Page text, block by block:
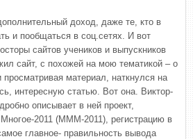
доход, даже те, кто в
и пообщаться в соц.сетях. И вот
сайтов учеников и выпускников
сайт, с похожей на мою тематикой – о
просматривая материал, наткнулся на
интересную статью. Вот она. Виктор-
описывает в ней проект,
2011 (МММ-2011), регистрацию в
главное- правильность вывода